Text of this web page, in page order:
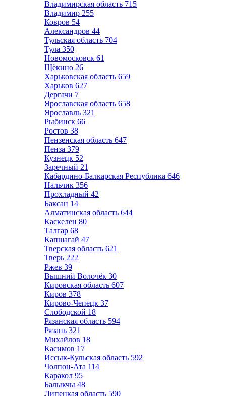
Владимирская область 715
Владимир 255
Ковров 54
Александров 44
Тульская область 704
Тула 350
Новомосковск 61
Щёкино 26
Харьковская область 659
Харьков 627
Дергачи 7
Ярославская область 658
Ярославль 321
Рыбинск 66
Ростов 38
Пензенская область 647
Пенза 379
Кузнецк 52
Заречный 21
Кабардино-Балкарская Республика 646
Нальчик 356
Прохладный 42
Баксан 14
Алматинская область 644
Каскелен 80
Талгар 68
Капшагай 47
Тверская область 621
Тверь 222
Ржев 39
Вышний Волочёк 30
Кировская область 607
Киров 378
Кирово-Чепецк 37
Слободской 18
Рязанская область 594
Рязань 321
Михайлов 18
Касимов 17
Иссык-Кульская область 592
Чолпон-Ата 114
Каракол 95
Балыкчы 48
Липецкая область 590